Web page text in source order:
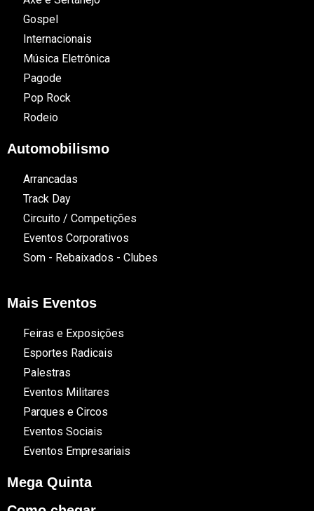
Gospel
Internacionais
Música Eletrônica
Pagode
Pop Rock
Rodeio
Automobilismo
Arrancadas
Track Day
Circuito / Competições
Eventos Corporativos
Som - Rebaixados - Clubes
Mais Eventos
Feiras e Exposições
Esportes Radicais
Palestras
Eventos Militares
Parques e Circos
Eventos Sociais
Eventos Empresariais
Mega Quinta